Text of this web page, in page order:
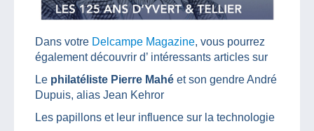
Dans votre Delcampe Magazine, vous pourrez
également découvrir d’ intéressants articles sur
Le philatéliste Pierre Mahé et son gendre André
Dupuis, alias Jean Kehror
Les papillons et leur influence sur la technologie